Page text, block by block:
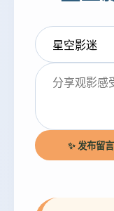
✨ 发布留言